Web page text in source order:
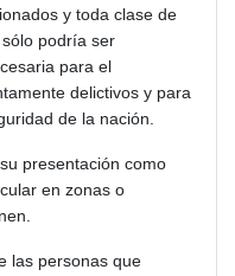
y toda clase de
podría ser
para el
delictivos y para
de la nación.
presentación como
en zonas o
las personas que